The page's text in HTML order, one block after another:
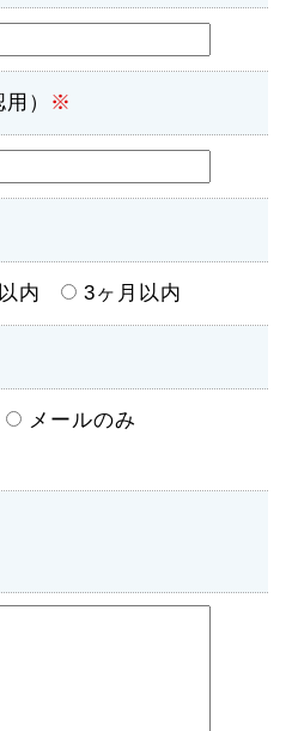
） ※
内 3ヶ月以内
メールのみ